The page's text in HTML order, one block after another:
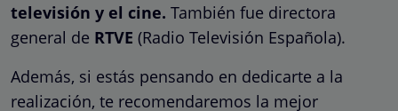
televisión y el cine. También fue directora
general de RTVE (Radio Televisión Española).
Además, si estás pensando en dedicarte a la
realización, te recomendaremos la mejor